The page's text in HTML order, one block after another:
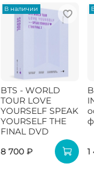
В наличии
BTS - WORLD
TOUR LOVE
YOURSELF SPEAK
YOURSELF THE
FINAL DVD
8 700 ₽